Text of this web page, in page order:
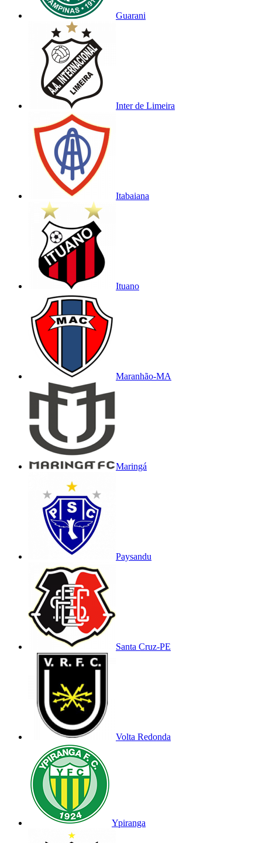
Guarani
Inter de Limeira
Itabaiana
Ituano
Maranhão-MA
Maringá
Paysandu
Santa Cruz-PE
Volta Redonda
Ypiranga